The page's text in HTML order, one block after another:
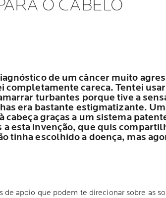
O CABELO
de um câncer muito
careca. Tentei
turbantes porque tive a
era bastante estigmatizante.
cabeça graças a um sistema
esta invenção, que quis
tinha escolhido a doença, mas
de apoio que podem te direcionar sobre as